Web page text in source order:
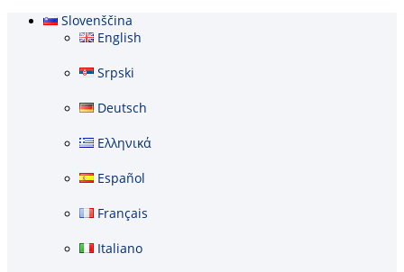
Slovenščina
English
Srpski
Deutsch
Ελληνικά
Español
Français
Italiano